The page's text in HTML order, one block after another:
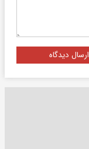
ارسال دیدگاه